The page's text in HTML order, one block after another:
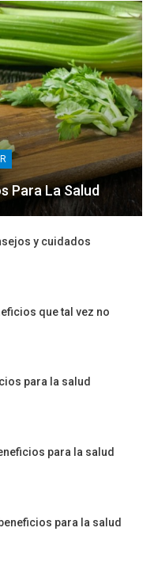
Para La Salud
y cuidados
que tal vez no
para la salud
para la salud
para la salud